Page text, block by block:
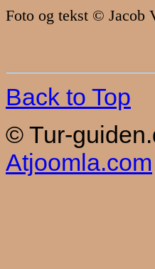
Foto og tekst © Jacob
Back to Top
© Tur-
Atjoomla.com